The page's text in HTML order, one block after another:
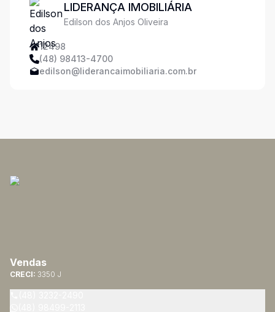
LIDERANÇA IMOBILIÁRIA
Edilson dos Anjos Oliveira
12498
(48) 98413-4700
edilson@liderancaimobiliaria.com.br
Vendas
CRECI: 3350 J